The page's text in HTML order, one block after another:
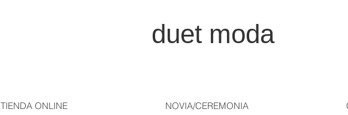
duet moda
TIENDA ONLINE NOVIA/CEREMONIA